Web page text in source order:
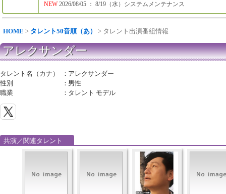
NEW2026/08/05 ： 8/19（水）システムメンテナンス
HOME > タレント50音順（あ） > タレント出演番組情報
アレクサンダー
タレント名（カナ） ： アレクサンダー
性別
： 男性
職業
： タレント モデル
共演／関連タレント